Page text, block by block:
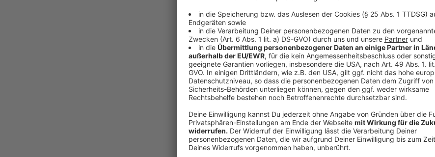
Maikundgebung auf der Stubengasse
Anzeige
An der offiziellen Maikundgebung des Deutschen
Menschen teilgenommen. Die Demonstration
Dort sprach die stellvertretende DGB-
anderem vor einem Rechtsruck bei der Europawahl.
Anzeige